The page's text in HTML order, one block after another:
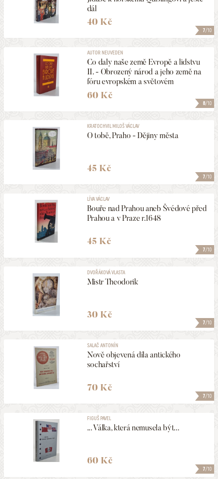
7/10
dál
40 Kč
8/10
AUTOR NEUVEDEN
Co daly naše země Evropě a lidstvu
II. - Obrozený národ a jeho země na
fóru evropském a světovém
60 Kč
7/10
KRATOCHVIL MILOŠ VÁCLAV
O tobě, Praho - Dějiny města
45 Kč
7/10
LÍVA VÁCLAV
Bouře nad Prahou aneb Švédové před
Prahou a v Praze r.1648
45 Kč
7/10
DVOŘÁKOVÁ VLASTA
Mistr Theodorik
30 Kč
7/10
SALAČ ANTONÍN
Nově objevená díla antického
sochařství
70 Kč
7/10
FIGUŠ PAVEL
... Válka, která nemusela být...
60 Kč